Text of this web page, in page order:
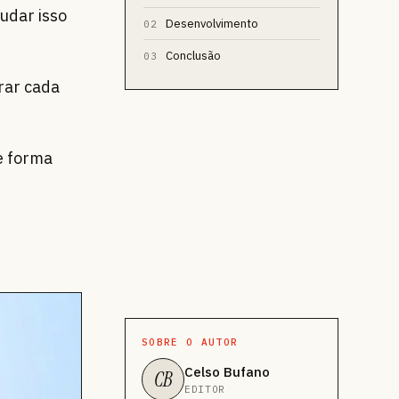
isso
cada
forma
02 Desenvolvimento
03 Conclusão
SOBRE O AUTOR
CB Celso Bufano
EDITOR